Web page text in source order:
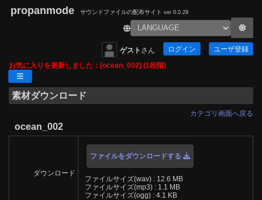
propanmode サウンドファイルの配布サイト ver 0.0.29
ゲスト さん ログイン ユーザ登録
お気に入りを更新しました：[ocean_002] (1段階)
素材ダウンロード
カテゴリ画面へ戻る
ocean_002
ダウンロード
ファイルをダウンロードする
ファイルサイズ(wav) : 12.6 MB
ファイルサイズ(mp3) : 1.1 MB
ファイルサイズ(ogg) : 4.1 KB